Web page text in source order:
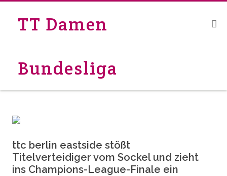
TT Damen
Bundesliga
ttc berlin eastside stößt
Titelverteidiger vom Sockel und zieht
ins Champions-League-Finale ein